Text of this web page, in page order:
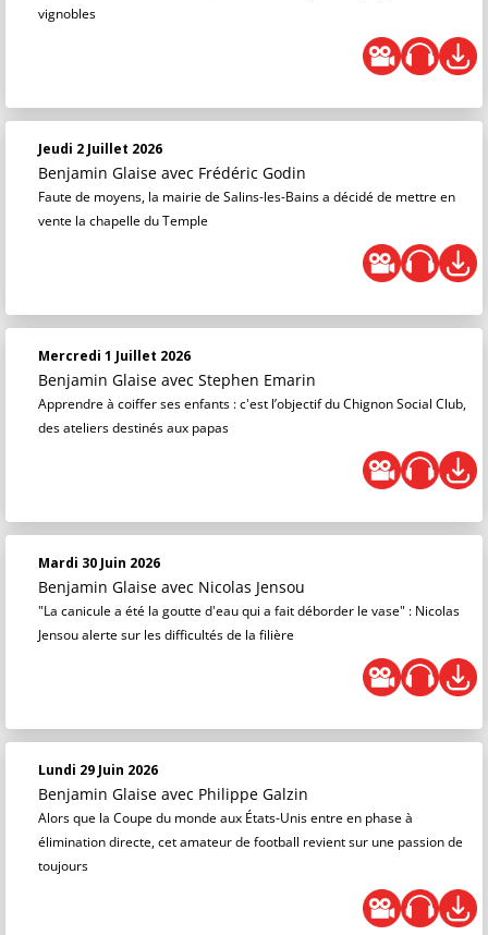
vignobles
Jeudi 2 Juillet 2026
Benjamin Glaise avec Frédéric Godin
Faute de moyens, la mairie de Salins-les-Bains a décidé de mettre en
vente la chapelle du Temple
Mercredi 1 Juillet 2026
Benjamin Glaise avec Stephen Emarin
Apprendre à coiffer ses enfants : c'est l’objectif du Chignon Social Club,
des ateliers destinés aux papas
Mardi 30 Juin 2026
Benjamin Glaise avec Nicolas Jensou
"La canicule a été la goutte d'eau qui a fait déborder le vase" : Nicolas
Jensou alerte sur les difficultés de la filière
Lundi 29 Juin 2026
Benjamin Glaise avec Philippe Galzin
Alors que la Coupe du monde aux États-Unis entre en phase à
élimination directe, cet amateur de football revient sur une passion de
toujours